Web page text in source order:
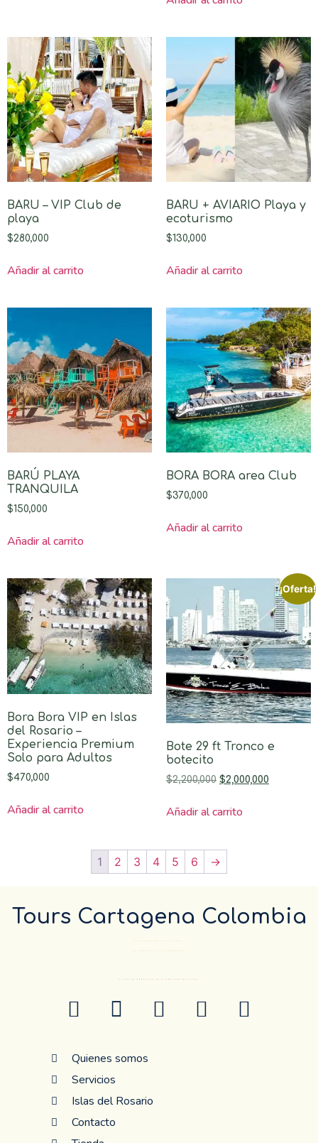
BARU – VIP Club de
playa
$280,000
Añadir al carrito
BARU + AVIARIO Playa y
ecoturismo
$130,000
Añadir al carrito
BARÚ PLAYA
TRANQUILA
$150,000
Añadir al carrito
BORA BORA area Club
$370,000
Añadir al carrito
Bora Bora VIP en Islas
del Rosario –
Experiencia Premium
Solo para Adultos
$470,000
Añadir al carrito
¡Oferta!
Bote 29 ft Tronco e
botecito
$2,200,000 $2,000,000
Añadir al carrito
1 2 3 4 5 6 →
Tours Cartagena Colombia
Quienes somos
Servicios
Islas del Rosario
Contacto